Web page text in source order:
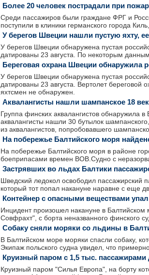
Более 20 человек пострадали при
Среди пассажиров были граждане ФРГ и
поступили в клиники германского города
У берегов Швеции нашли пустую яхту,
У берегов Швеции обнаружена пустая
датированы 23 августа. По некоторым
Береговая охрана Швеции обнаружила
У берегов Швеции обнаружена пустая
датированы 23 августа. Вертолет береговой
яхтсмен не обнаружен.
Аквалангисты нашли шампанское 18
Группа финских аквалангистов обнаружила
аквалангисты нашли 30 бутылок
из аквалангистов, попробовавшего
На побережье Балтийского моря
На побережье Балтийского моря в районе
боеприпасами времен ВОВ.Судно с
Застрявших во льдах Балтики
Шведский ледокол освободил пассажирский
который тот попал накануне наравне с еще
Контейнер с опасными веществами
Инцидент произошел накануне в
Совфрахт", с борта неназванного финского
Собаку сняли моряки со льдины в
В Балтийском море моряки спасли собаку,
Экипаж польского судна увидел, что
Круизный паром с 1,5 тыс.
Круизный паром "Силья Европа", на борту